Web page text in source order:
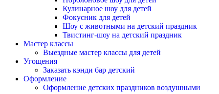
Кулинарное шоу для детей
Фокусник для детей
Шоу с животными на детский праздник
Твистинг-шоу на детский праздник
Мастер классы
Выездные мастер классы для детей
Угощения
Заказать кэнди бар детский
Оформление
Оформление детских праздников воздушными